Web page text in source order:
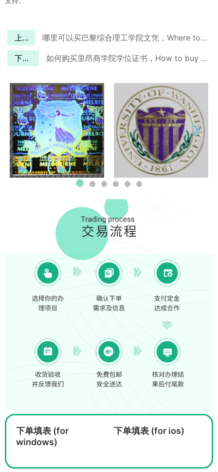
上一篇 哪里可以买巴黎综合理工学院文凭，Where to buy a École Polytechnique diploma?
下一篇 如何购买里昂商学院学位证书，How to buy a EM Lyon degree?
下单填表 (for
windows)
下单填表 (for ios)